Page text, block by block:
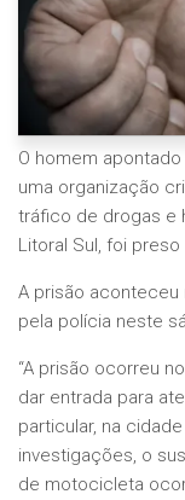
O homem
uma organização
tráfico de drogas e
Litoral Sul, foi
A prisão aconteceu
pela polícia neste
“A prisão ocorreu
dar entrada para
particular, na
investigações, o
de motocicleta